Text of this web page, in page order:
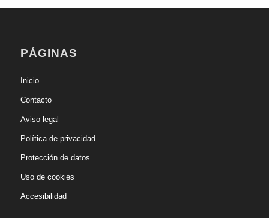
PÁGINAS
Inicio
Contacto
Aviso legal
Política de privacidad
Protección de datos
Uso de cookies
Accesibilidad